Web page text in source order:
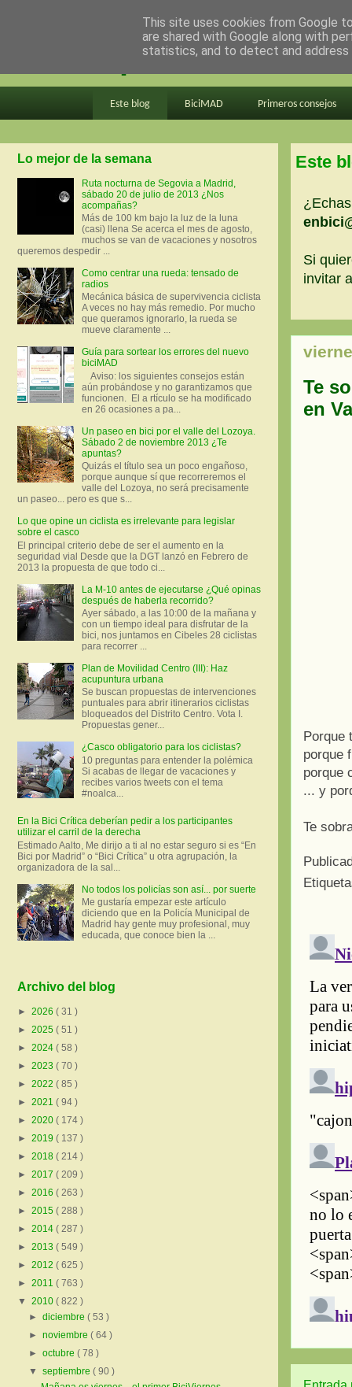
en bici por madrid
Este blog BiciMAD Primeros consejos
Este
Si
invitar
Te
en
Porque
porque
porque
... y
Te
Lo mejor de la semana
Ruta nocturna de Segovia a Madrid,
sábado 20 de julio de 2013 ¿Nos
acompañas?
Más de 100 km bajo la luz de la luna
(casi) llena Se acerca el mes de agosto,
muchos se van de vacaciones y nosotros
queremos despedir ...
Como centrar una rueda: tensado de
radios
Mecánica básica de supervivencia ciclista
A veces no hay más remedio. Por mucho
que queramos ignorarlo, la rueda se
mueve claramente ...
Guía para sortear los errores del nuevo
biciMAD
Aviso: los siguientes consejos están
aún probándose y no garantizamos que
funcionen. El a rtículo se ha modificado
en 26 ocasiones a pa...
Un paseo en bici por el valle del Lozoya.
Sábado 2 de noviembre 2013 ¿Te
apuntas?
Quizás el título sea un poco engañoso,
porque aunque sí que recorreremos el
valle del Lozoya, no será precisamente
un paseo... pero es que s...
Lo que opine un ciclista es irrelevante para legislar
sobre el casco
El principal criterio debe de ser el aumento en la
seguridad vial Desde que la DGT lanzó en Febrero de
2013 la propuesta de que todo ci...
La M-10 antes de ejecutarse ¿Qué opinas
después de haberla recorrido?
Ayer sábado, a las 10:00 de la mañana y
con un tiempo ideal para disfrutar de la
bici, nos juntamos en Cibeles 28 ciclistas
para recorrer ...
Plan de Movilidad Centro (III): Haz
acupuntura urbana
Se buscan propuestas de intervenciones
puntuales para abrir itinerarios ciclistas
bloqueados del Distrito Centro. Vota I.
Propuestas gener...
¿Casco obligatorio para los ciclistas?
10 preguntas para entender la polémica
Si acabas de llegar de vacaciones y
recibes varios tweets con el tema
#noalca...
En la Bici Crítica deberían pedir a los participantes
utilizar el carril de la derecha
Estimado Aalto, Me dirijo a ti al no estar seguro si es “En
Bici por Madrid” o “Bici Crítica” u otra agrupación, la
organizadora de la sal...
No todos los policías son así... por suerte
Me gustaría empezar este artículo
diciendo que en la Policía Municipal de
Madrid hay gente muy profesional, muy
educada, que conoce bien la ...
Archivo del blog
► 2026 ( 31 )
► 2025 ( 51 )
► 2024 ( 58 )
► 2023 ( 70 )
► 2022 ( 85 )
► 2021 ( 94 )
► 2020 ( 174 )
► 2019 ( 137 )
► 2018 ( 214 )
► 2017 ( 209 )
► 2016 ( 263 )
► 2015 ( 288 )
► 2014 ( 287 )
► 2013 ( 549 )
► 2012 ( 625 )
► 2011 ( 763 )
▼ 2010 ( 822 )
►diciembre( 53 )
►noviembre( 64 )
►octubre( 78 )
▼septiembre( 90 )
This site uses cookies from Google
are shared with Google along with
statistics, and to detect and address